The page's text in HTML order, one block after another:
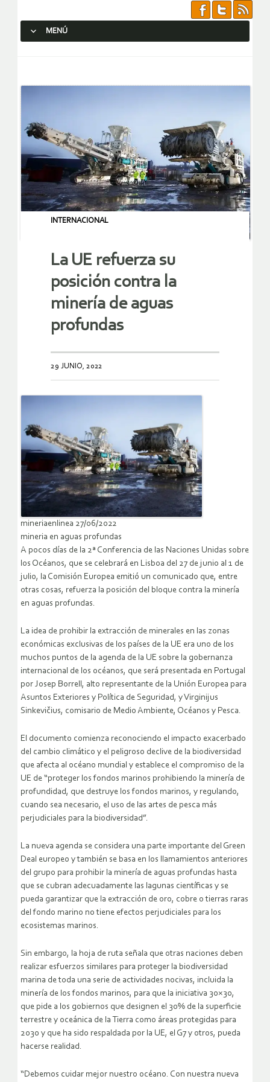
MENÚ
INTERNACIONAL
La UE refuerza su
posición contra la
minería de aguas
profundas
29 JUNIO, 2022
mineriaenlinea 27/06/2022
mineria en aguas profundas
A pocos días de la 2ª Conferencia de las Naciones Unidas sobre
los Océanos, que se celebrará en Lisboa del 27 de junio al 1 de
julio, la Comisión Europea emitió un comunicado que, entre
otras cosas, refuerza la posición del bloque contra la minería
en aguas profundas.
La idea de prohibir la extracción de minerales en las zonas
económicas exclusivas de los países de la UE era uno de los
muchos puntos de la agenda de la UE sobre la gobernanza
internacional de los océanos, que será presentada en Portugal
por Josep Borrell, alto representante de la Unión Europea para
Asuntos Exteriores y Política de Seguridad, y Virginijus
Sinkevičius, comisario de Medio Ambiente, Océanos y Pesca.
El documento comienza reconociendo el impacto exacerbado
del cambio climático y el peligroso declive de la biodiversidad
que afecta al océano mundial y establece el compromiso de la
UE de “proteger los fondos marinos prohibiendo la minería de
profundidad, que destruye los fondos marinos, y regulando,
cuando sea necesario, el uso de las artes de pesca más
perjudiciales para la biodiversidad”.
La nueva agenda se considera una parte importante del Green
Deal europeo y también se basa en los llamamientos anteriores
del grupo para prohibir la minería de aguas profundas hasta
que se cubran adecuadamente las lagunas científicas y se
pueda garantizar que la extracción de oro, cobre o tierras raras
del fondo marino no tiene efectos perjudiciales para los
ecosistemas marinos.
Sin embargo, la hoja de ruta señala que otras naciones deben
realizar esfuerzos similares para proteger la biodiversidad
marina de toda una serie de actividades nocivas, incluida la
minería de los fondos marinos, para que la iniciativa 30×30,
que pide a los gobiernos que designen el 30% de la superficie
terrestre y oceánica de la Tierra como áreas protegidas para
2030 y que ha sido respaldada por la UE, el G7 y otros, pueda
hacerse realidad.
“Debemos cuidar mejor nuestro océano. Con nuestra nueva